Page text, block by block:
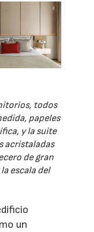
todos
papeles
y la suite
acristaladas
de gran
escala del
un